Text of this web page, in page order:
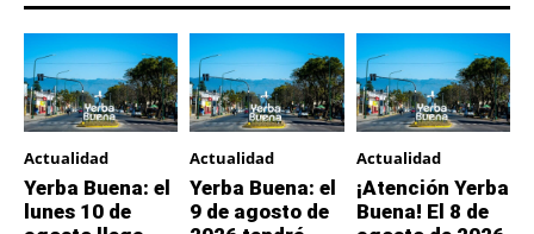
Actualidad
Yerba Buena: el
lunes 10 de
Actualidad
Yerba Buena: el
9 de agosto de
Actualidad
¡Atención Yerba
Buena! El 8 de